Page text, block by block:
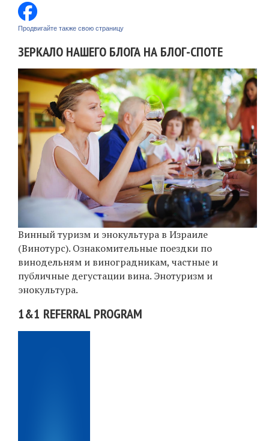
Продвигайте также свою страницу
ЗЕРКАЛО НАШЕГО БЛОГА НА БЛОГ-СПОТЕ
Винный туризм и энокультура в Израиле
(Винотурс). Ознакомительные поездки по
винодельням и виноградникам, частные и
публичные дегустации вина. Энотуризм и
энокультура.
1&1 REFERRAL PROGRAM